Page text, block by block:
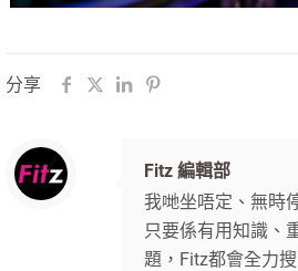
分享
Fitz 編輯部
我哋坐唔定、無時
只要係有用知識、
題，Fitz都會全力